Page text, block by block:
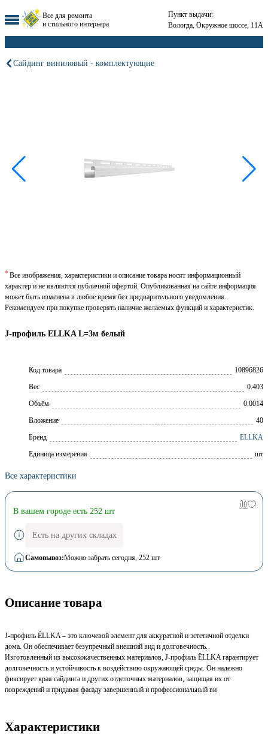
Все для ремонта
и стильного интерьера
Пункт выдачи:
Вологда, Окружное шоссе, 11А
Сайдинг виниловый - комплектующие
J-профиль ELLKA L=3м белый
Код товара
10896826
Вес
0.403
Объём
0.0014
Вложение
40
Брeнд
ELLKA
Единица измерения
шт
Все характеристики
* Все изображения, характеристики и описание товара носят информационный
характер и не являются публичной офертой. Опубликованная на сайте информация
может быть изменена в любое время без предварительного уведомления.
Рекомендуем при покупке проверять наличие желаемых функций и характеристик.
В вашем городе есть 252 шт
Есть на других складах
Самовывоз:Можно забрать сегодня, 252 шт
Описание товара
J-профиль ЁLLKA – это ключевой элемент для аккуратной и эстетичной отделки
дома. Он обеспечивает безупречный внешний вид и долговечность.
Изготовленный из высококачественных материалов, J-профиль ЁLLKA гарантирует
долговечность и устойчивость к воздействию окружающей среды. Он надежно
фиксирует края сайдинга и других отделочных материалов, защищая их от
повреждений и придавая фасаду завершенный и профессиональный ви
Характеристики